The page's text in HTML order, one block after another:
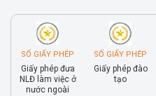
SỐ GIẤY PHÉP
Giấy phép đưa
NLĐ làm việc ở
nước ngoài
SỐ GIẤY PHÉP
Giấy phép đào
tạo